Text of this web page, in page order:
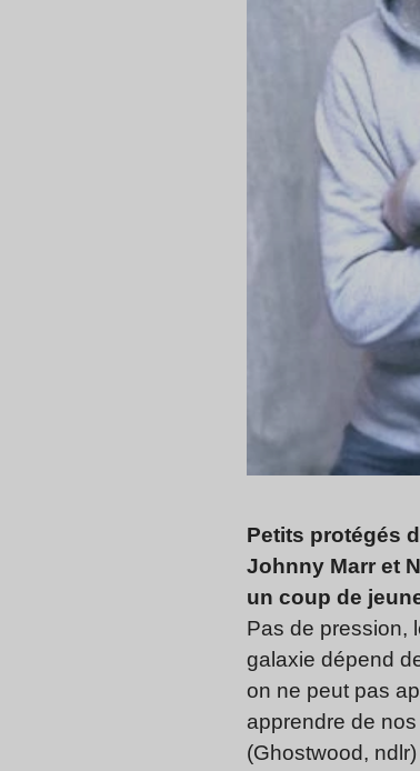
Petits protégés
Johnny Marr et
un coup de
Pas de pression,
galaxie dépend
on ne peut pas
apprendre de
(Ghostwood,